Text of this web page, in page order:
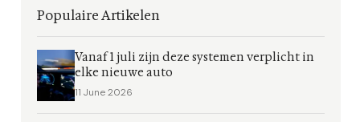
Populaire Artikelen
Vanaf 1 juli zijn deze systemen verplicht in
elke nieuwe auto
11 June 2026